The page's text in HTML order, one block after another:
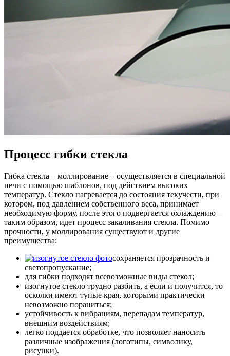
Процесс гибки стекла
Гибка стекла – моллирование – осуществляется в специальной
печи с помощью шаблонов, под действием высоких
температур. Стекло нагревается до состояния текучести, при
котором, под давлением собственного веса, принимает
необходимую форму, после этого подвергается охлаждению –
таким образом, идет процесс закаливания стекла. Помимо
прочности, у моллирования существуют и другие
преимущества:
сохраняется прозрачность и
светопропускание;
для гибки подходят всевозможные виды стекол;
изогнутое стекло трудно разбить, а если и получится, то
осколки имеют тупые края, которыми практически
невозможно пораниться;
устойчивость к вибрациям, перепадам температур,
внешним воздействиям;
легко поддается обработке, что позволяет наносить
различные изображения (логотипы, символику,
рисунки).